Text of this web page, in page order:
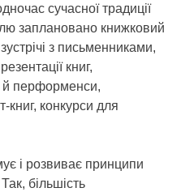
сучасної традиції
заплановано книжковий
з письменниками,
книг,
й перформенси,
книг, конкурси для
і розвиває принципи
більшість